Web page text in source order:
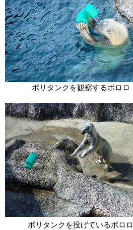
ポリタンクを観察するポロロ
ポリタンクを投げているポロロ